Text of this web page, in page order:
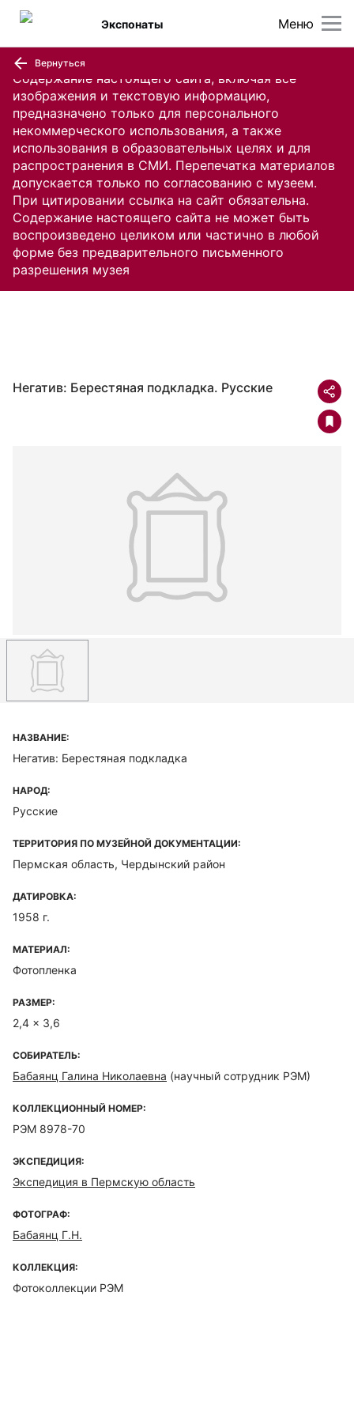
Содержание настоящего сайта, включая все
изображения и текстовую информацию,
предназначено только для персонального
некоммерческого использования, а также
использования в образовательных целях и для
распространения в СМИ. Перепечатка материалов
допускается только по согласованию с музеем.
При цитировании ссылка на сайт обязательна.
Содержание настоящего сайта не может быть
воспроизведено целиком или частично в любой
форме без предварительного письменного
разрешения музея
Меню
Экспонаты
Вернуться
Негатив: Берестяная подкладка. Русские
НАЗВАНИЕ:
Негатив: Берестяная подкладка
НАРОД:
Русские
ТЕРРИТОРИЯ ПО МУЗЕЙНОЙ ДОКУМЕНТАЦИИ:
Пермская область, Чердынский район
ДАТИРОВКА:
1958 г.
МАТЕРИАЛ:
Фотопленка
РАЗМЕР:
2,4 x 3,6
СОБИРАТЕЛЬ:
Бабаянц Галина Николаевна (научный сотрудник РЭМ)
КОЛЛЕКЦИОННЫЙ НОМЕР:
РЭМ 8978-70
ЭКСПЕДИЦИЯ:
Экспедиция в Пермскую область
ФОТОГРАФ:
Бабаянц Г.Н.
КОЛЛЕКЦИЯ:
Фотоколлекции РЭМ